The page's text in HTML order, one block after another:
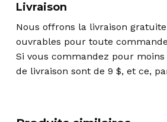
Livraison
Nous offrons la livraison
ouvrables pour toute
Si vous commandez pour moins
de livraison sont de 9 $, et ce,